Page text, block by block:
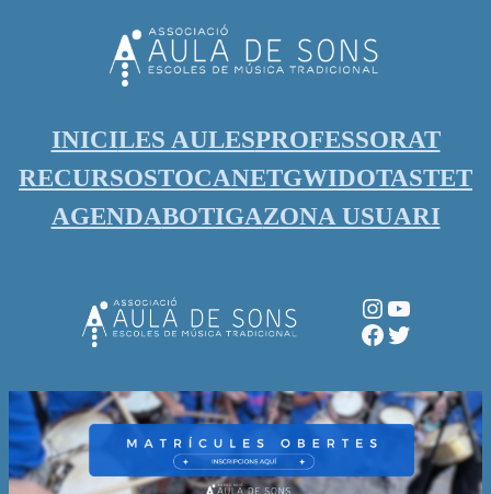
INICILES AULESPROFESSORAT
RECURSOSTOCANETGWIDOTASTET
AGENDABOTIGAZONA USUARI
Instagram
YouTube
Facebook
Twitter